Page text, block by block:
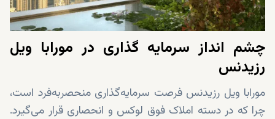
چشم ‌انداز سرمایه ‌گذاری در مورابا ویل
رزیدنس
مورابا ویل رزیدنس فرصت سرمایه‌گذاری منحصربه‌فرد است،
چرا که در دسته املاک فوق لوکس و انحصاری قرار می‌گیرد.